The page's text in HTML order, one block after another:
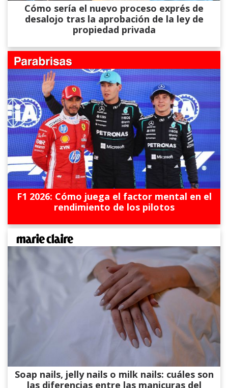
Cómo sería el nuevo proceso exprés de
desalojo tras la aprobación de la ley de
propiedad privada
F1 2026: Cómo juega el factor mental en el
rendimiento de los pilotos
Soap nails, jelly nails o milk nails: cuáles son
las diferencias entre las manicuras del